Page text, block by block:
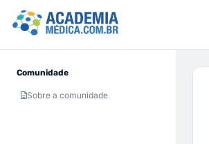
Comunidade
Sobre a comunidade